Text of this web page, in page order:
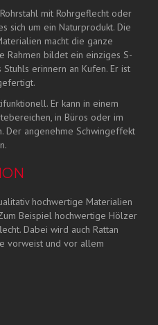
mit Rohrgeflecht oder
sich um ein Naturprodukt. Die
macht die ganze
Rahmen bildet ein einziges S-
erinnern an Kufen. Er ist
Er kann in einem
in Büros oder im
Der angenehme Schwingeffekt
hochwertige Materialien
Beispiel hochwertige Hölzer
Dabei wird auch Rattan
vorweist und vor allem